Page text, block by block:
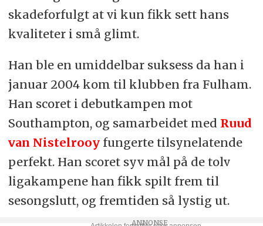
skadeforfulgt at vi kun fikk sett hans
kvaliteter i små glimt.
Han ble en umiddelbar suksess da han i
januar 2004 kom til klubben fra Fulham.
Han scoret i debutkampen mot
Southampton, og samarbeidet med Ruud
van Nistelrooyfungerte tilsynelatende
perfekt. Han scoret syv mål på de tolv
ligakampene han fikk spilt frem til
sesongslutt, og fremtiden så lystig ut.